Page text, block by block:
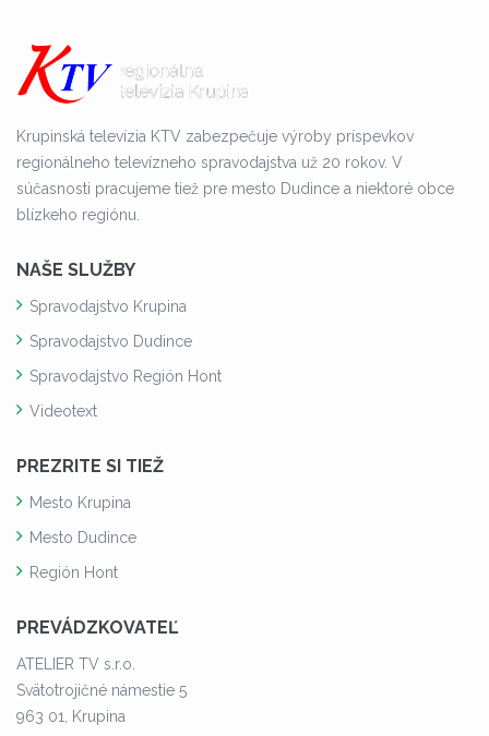
Krupinská televízia KTV zabezpečuje výroby príspevkov
regionálneho televízneho spravodajstva už 20 rokov. V
súčasnosti pracujeme tiež pre mesto Dudince a niektoré obce
blízkeho regiónu.
NAŠE SLUŽBY
Spravodajstvo Krupina
Spravodajstvo Dudince
Spravodajstvo Región Hont
Videotext
PREZRITE SI TIEŽ
Mesto Krupina
Mesto Dudince
Región Hont
PREVÁDZKOVATEĽ
ATELIER TV s.r.o.
Svätotrojičné námestie 5
963 01, Krupina